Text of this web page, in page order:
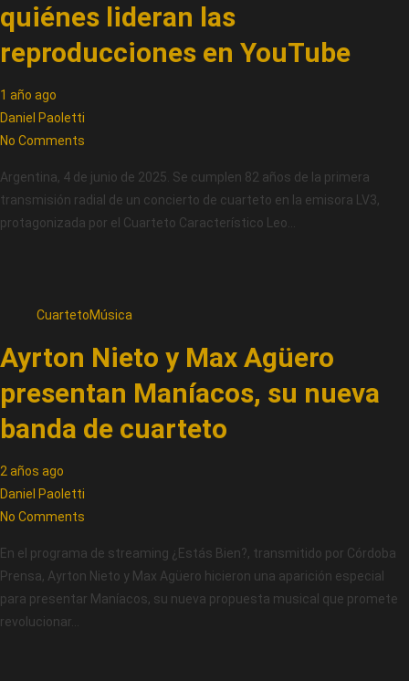
quiénes lideran las
reproducciones en YouTube
1 año ago
Daniel Paoletti
No Comments
Argentina, 4 de junio de 2025. Se cumplen 82 años de la primera
transmisión radial de un concierto de cuarteto en la emisora LV3,
protagonizada por el Cuarteto Característico Leo…
CuartetoMúsica
Ayrton Nieto y Max Agüero
presentan Maníacos, su nueva
banda de cuarteto
2 años ago
Daniel Paoletti
No Comments
En el programa de streaming ¿Estás Bien?, transmitido por Córdoba
Prensa, Ayrton Nieto y Max Agüero hicieron una aparición especial
para presentar Maníacos, su nueva propuesta musical que promete
revolucionar…